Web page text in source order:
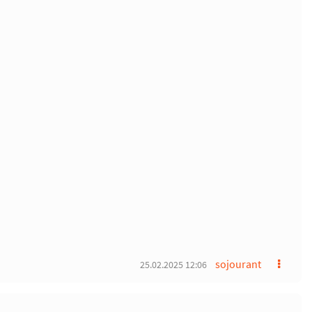
sojourant
25.02.2025 12:06